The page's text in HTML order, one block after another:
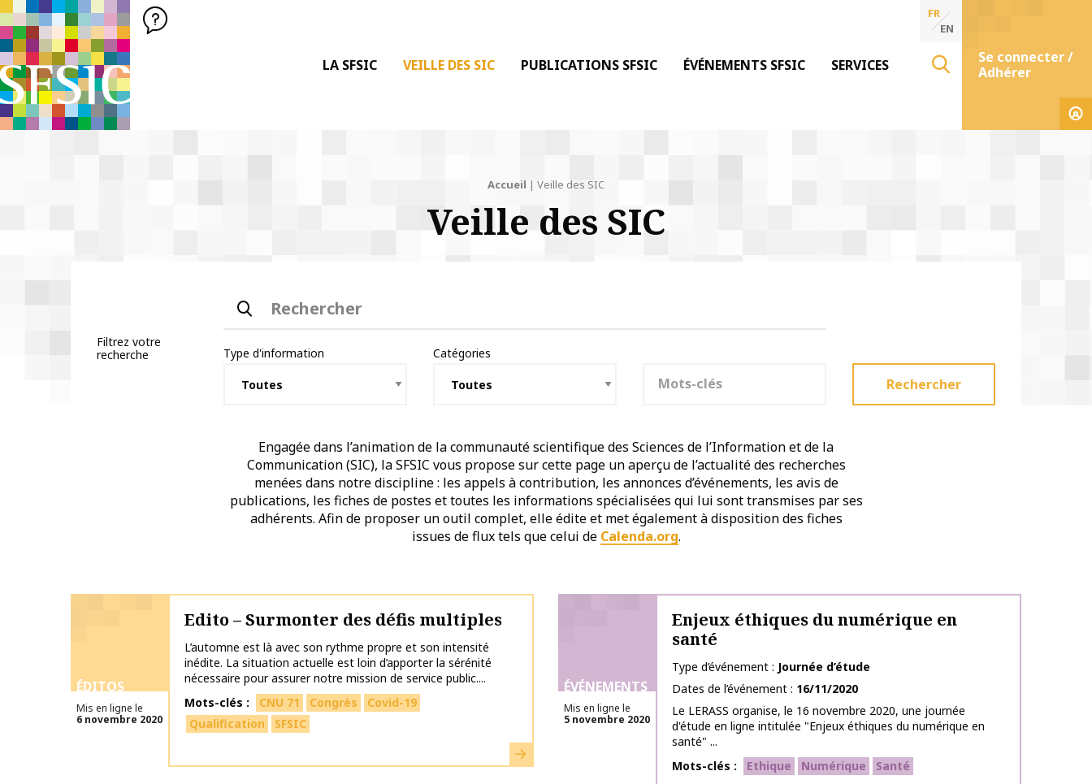
SFSIC SOCIÉTÉ FRANÇAISE DES SCIENCES DE L'INFORMATION & DE LA COMMUNICATION
Société Française des Sciences
de l'Information
LA SFSIC
VEILLE DES SIC PUBLICATIONS SFSIC ÉVÉNEMENTS SFSIC SERVICES
FR
EN
Se connecter /
Adhérer
Accueil | Veille des SIC
Veille des SIC
Filtrez votre
recherche
Rechercher
Type d'information
Catégories
Rechercher
Engagée dans l’animation de la communauté scientifique des Sciences de l’Information et de la
Communication (SIC), la SFSIC vous propose sur cette page un aperçu de l’actualité des recherches
menées dans notre discipline : les appels à contribution, les annonces d’événements, les avis de
publications, les fiches de postes et toutes les informations spécialisées qui lui sont transmises par ses
adhérents. Afin de proposer un outil complet, elle édite et met également à disposition des fiches
issues de flux tels que celui de Calenda.org.
ÉDITOS
Mis en ligne le
6 novembre 2020
Edito – Surmonter des défis multiples
L’automne est là avec son rythme propre et son intensité
inédite. La situation actuelle est loin d’apporter la sérénité
nécessaire pour assurer notre mission de service public....
Mots-clés
CNU 71 Congrès
Covid-19
Qualification
SFSIC
En savoir plus
ÉVÉNEMENTS
Mis en ligne le
5 novembre 2020
Enjeux éthiques du numérique en
santé
Type d’événement
Journée d’étude
Dates de l’événement
16/11/2020
Le LERASS organise, le 16 novembre 2020, une journée
d'étude en ligne intitulée "Enjeux éthiques du numérique en
santé" ...
Mots-clés
Ethique Numérique Santé